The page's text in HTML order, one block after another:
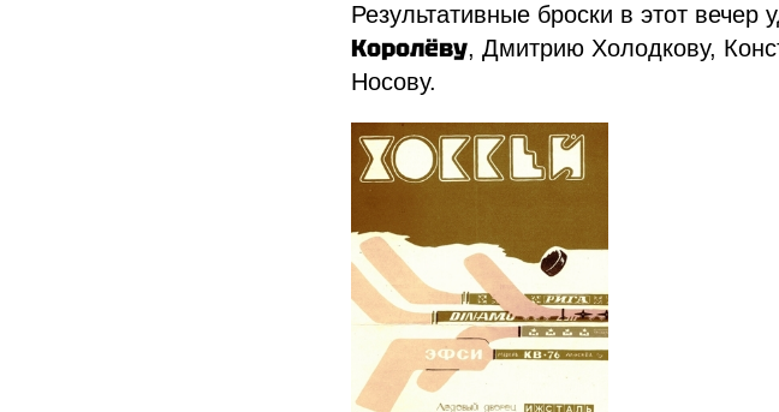
Результативные броски в этот вечер
Королёву, Дмитрию Холодкову,
Носову.